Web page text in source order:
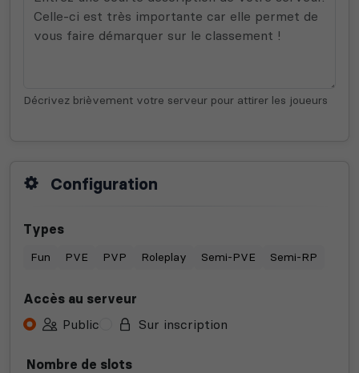
Décrivez brièvement votre serveur pour attirer les joueurs
Configuration
Types
Fun PVE PVP Roleplay Semi-PVE Semi-RP
Accès au serveur
Public
Sur inscription
Nombre de slots